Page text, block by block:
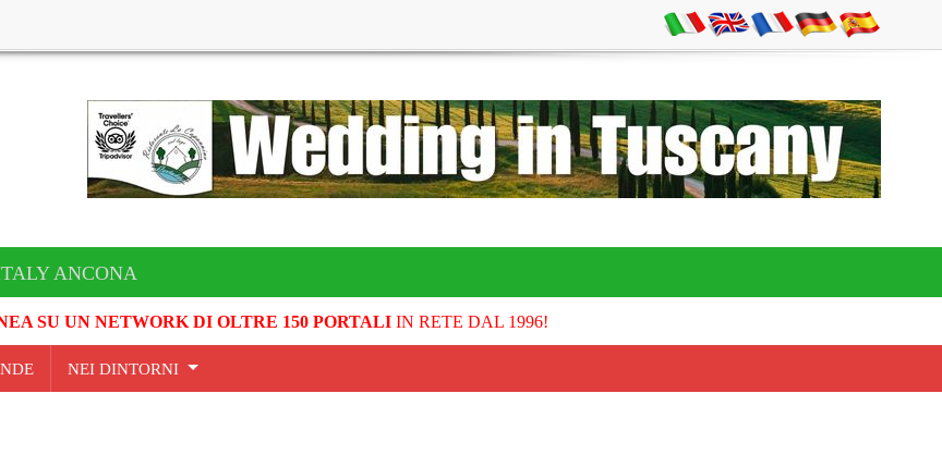
ANCONA
SU UN NETWORK DI OLTRE 150 PORTALIIN RETE DAL 1996!
NEI DINTORNI